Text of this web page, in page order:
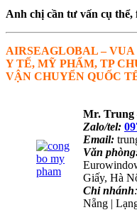
Anh chị cần tư vấn cụ thể,
AIRSEAGLOBAL –
Y TẾ, MỸ PHẨM, TP
VẬN CHUYỂN QUỐC
Mr. Trung
Zalo/tel:
Email:
Văn
Giấy, Hà
Chi nhánh:
Nẵng |